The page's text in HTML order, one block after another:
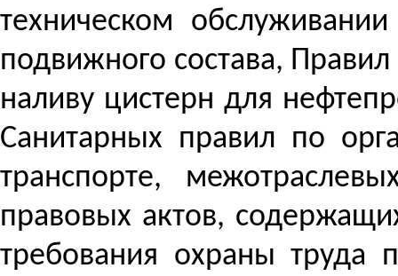
техническом
подвижного состава,
наливу цистерн для
Санитарных правил по
транспорте,
правовых актов,
требования охраны труда